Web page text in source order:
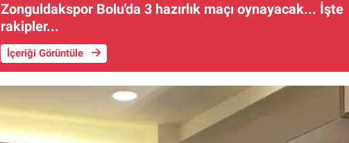
Zonguldakspor Bolu'da 3 hazırlık maçı oynayacak... İşte
rakipler...
İçeriği Görüntüle